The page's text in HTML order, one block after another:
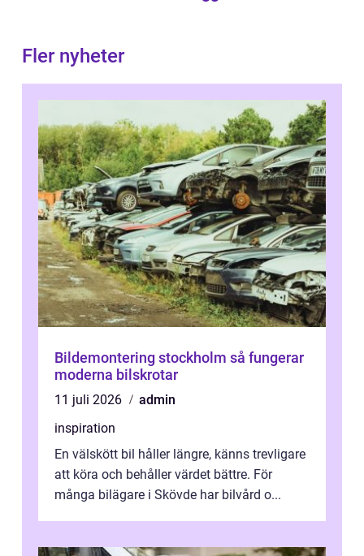
Fler nyheter
Bildemontering stockholm så fungerar
moderna bilskrotar
11 juli 2026
admin
inspiration
En välskött bil håller längre, känns trevligare
att köra och behåller värdet bättre. För
många bilägare i Skövde har bilvård o...